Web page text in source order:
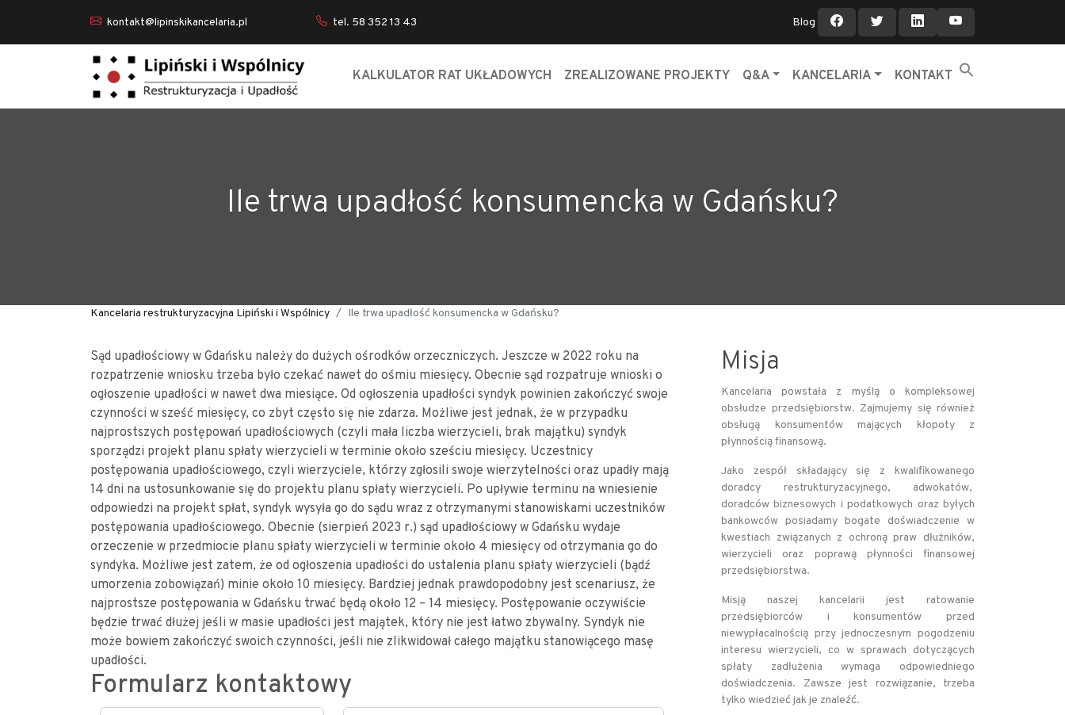
kontakt@lipinskikancelaria.pl tel. 58 352 13 43 Blog
KALKULATOR RAT UKŁADOWYCH ZREALIZOWANE PROJEKTY Q&A KANCELARIA KONTAKT
Ile trwa upadłość konsumencka w Gdańsku?
Kancelaria restrukturyzacyjna Lipiński i Wspólnicy Ile trwa upadłość konsumencka w Gdańsku?
Sąd upadłościowy w Gdańsku należy do dużych ośrodków orzeczniczych. Jeszcze w 2022 roku na
rozpatrzenie wniosku trzeba było czekać nawet do ośmiu miesięcy. Obecnie sąd rozpatruje wnioski o
ogłoszenie upadłości w nawet dwa miesiące. Od ogłoszenia upadłości syndyk powinien zakończyć swoje
czynności w sześć miesięcy, co zbyt często się nie zdarza. Możliwe jest jednak, że w przypadku
najprostszych postępowań upadłościowych (czyli mała liczba wierzycieli, brak majątku) syndyk
sporządzi projekt planu spłaty wierzycieli w terminie około sześciu miesięcy. Uczestnicy
postępowania upadłościowego, czyli wierzyciele, którzy zgłosili swoje wierzytelności oraz upadły mają
14 dni na ustosunkowanie się do projektu planu spłaty wierzycieli. Po upływie terminu na wniesienie
odpowiedzi na projekt spłat, syndyk wysyła go do sądu wraz z otrzymanymi stanowiskami uczestników
postępowania upadłościowego. Obecnie (sierpień 2023 r.) sąd upadłościowy w Gdańsku wydaje
orzeczenie w przedmiocie planu spłaty wierzycieli w terminie około 4 miesięcy od otrzymania go do
syndyka. Możliwe jest zatem, że od ogłoszenia upadłości do ustalenia planu spłaty wierzycieli (bądź
umorzenia zobowiązań) minie około 10 miesięcy. Bardziej jednak prawdopodobny jest scenariusz, że
najprostsze postępowania w Gdańsku trwać będą około 12 – 14 miesięcy. Postępowanie oczywiście
będzie trwać dłużej jeśli w masie upadłości jest majątek, który nie jest łatwo zbywalny. Syndyk nie
może bowiem zakończyć swoich czynności, jeśli nie zlikwidował całego majątku stanowiącego masę
upadłości.
Formularz kontaktowy
Misja
Kancelaria powstała z myślą o kompleksowej
obsłudze przedsiębiorstw. Zajmujemy się również
obsługą konsumentów mających kłopoty z
płynnością finansową.
Jako zespół składający się z kwalifikowanego
doradcy restrukturyzacyjnego, adwokatów,
doradców biznesowych i podatkowych oraz byłych
bankowców posiadamy bogate doświadczenie w
kwestiach związanych z ochroną praw dłużników,
wierzycieli oraz poprawą płynności finansowej
przedsiębiorstwa.
Misją naszej kancelarii jest ratowanie
przedsiębiorców i konsumentów przed
niewypłacalnością przy jednoczesnym pogodzeniu
interesu wierzycieli, co w sprawach dotyczących
spłaty zadłużenia wymaga odpowiedniego
doświadczenia. Zawsze jest rozwiązanie, trzeba
tylko wiedzieć jak je znaleźć.